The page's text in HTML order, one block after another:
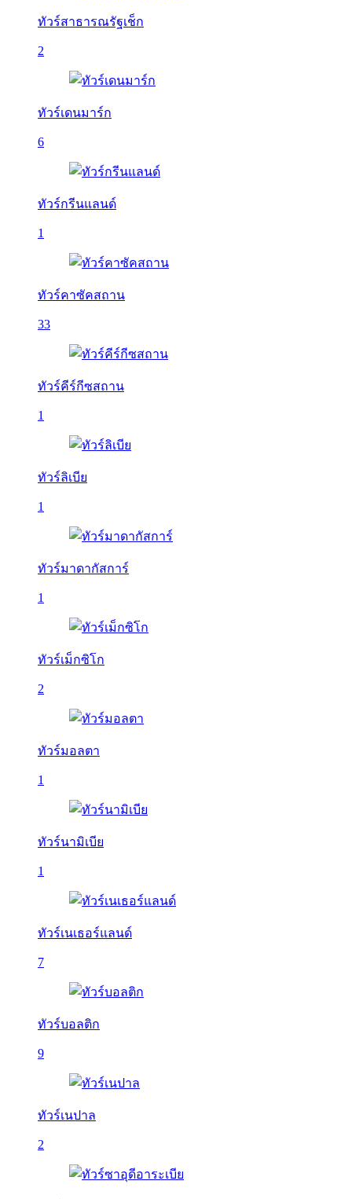
ทัวร์สาธารณรัฐเช็ก
2
ทัวร์เดนมาร์ก
6
ทัวร์กรีนแลนด์
1
ทัวร์คาซัคสถาน
33
ทัวร์คีร์กีซสถาน
1
ทัวร์ลิเบีย
1
ทัวร์มาดากัสการ์
1
ทัวร์เม็กซิโก
2
ทัวร์มอลตา
1
ทัวร์นามิเบีย
1
ทัวร์เนเธอร์แลนด์
7
ทัวร์บอลติก
9
ทัวร์เนปาล
2